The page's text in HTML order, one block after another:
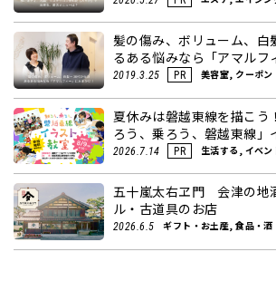
髪の傷み、ボリューム、
るある悩みなら「アマルフ
2019.3.25 PR 美容室, クーポン
夏休みは磐越東線を描こう
ろう、乗ろう、磐越東線
2026.7.14 PR 生活する, イベン
五十嵐太右ヱ門 会津の地
ル・古道具のお店
2026.6.5 ギフト・お土産, 食品・酒